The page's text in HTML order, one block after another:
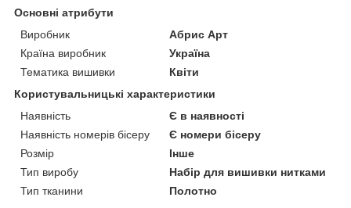
Основні атрибути
Виробник
Абрис Арт
Країна виробник
Україна
Тематика вишивки
Квіти
Користувальницькі характеристики
Наявність
Є в наявності
Наявність номерів бісеру
Є номери бісеру
Розмір
Інше
Тип виробу
Набір для вишивки нитками
Тип тканини
Полотно